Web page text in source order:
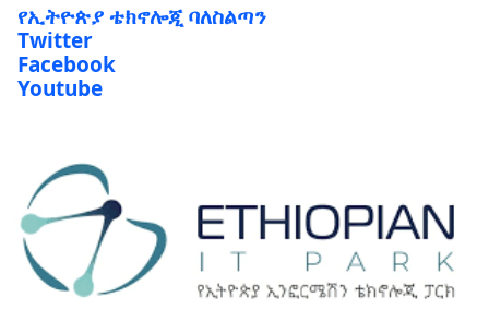
የኢትዮጵያ ቴክኖሎጂ ባለስልጣን
Twitter
Facebook
Youtube